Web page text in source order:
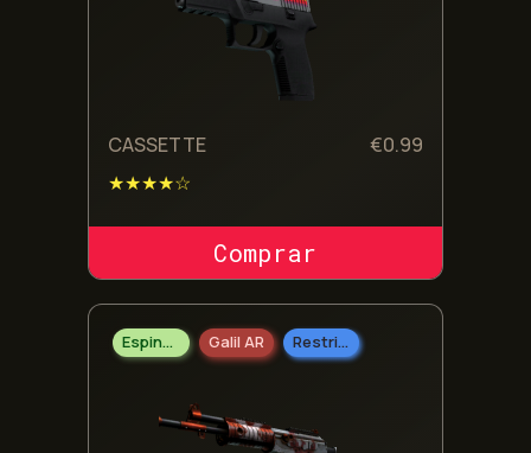
CASSETTE €0.99
★★★★☆
COMPRAR SKIN
Espingarda Galil AR Restrito